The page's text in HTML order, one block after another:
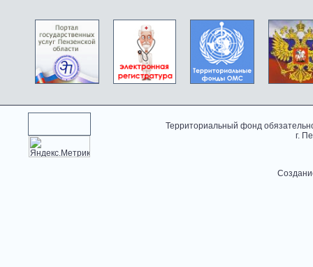
Территориальный фонд
г.